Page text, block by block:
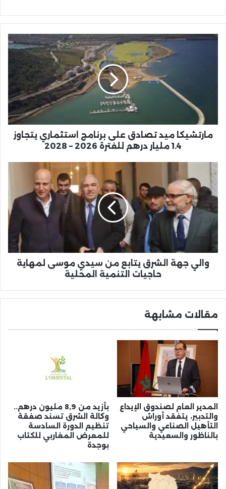
مارتشيكا
مليار
درهم
مارتشيكا ميد تصادق على برنامج استثماري يتجاوز
1.4 مليار درهم للفترة 2026 – 2028
والي
جهة
الشرق
يتابع
من
سيدي
موسى
حاجيات
التنمية
المحلية
والي جهة الشرق يتابع من سيدي موسى لمهاية
حاجيات التنمية المحلية
مقالات مشابهة
المدير العام لصندوق الإيداع
والتدبير، يتفقد أوراش
التأهيل الصناعي والسياحي
بالناظور والسعيدية
بأزيد من 8,9 مليون درهم..
وكالة الشرق تسند صفقة
تنظيم الدورة السادسة
للمعرض المغاربي للكتاب
بوجدة